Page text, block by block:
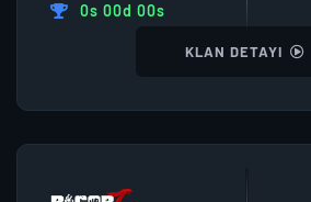
0s 00d 00s
KLAN DETAYI